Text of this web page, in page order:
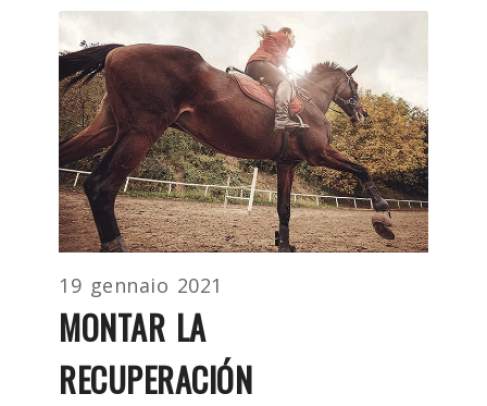
19 gennaio 2021
MONTAR LA
RECUPERACIÓN